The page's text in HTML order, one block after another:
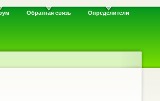
Обратная связь Определители